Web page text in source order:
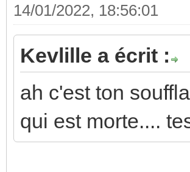
14/01/2022, 18:56:01
Kevlille a écrit :
ah c'est ton
qui est morte....